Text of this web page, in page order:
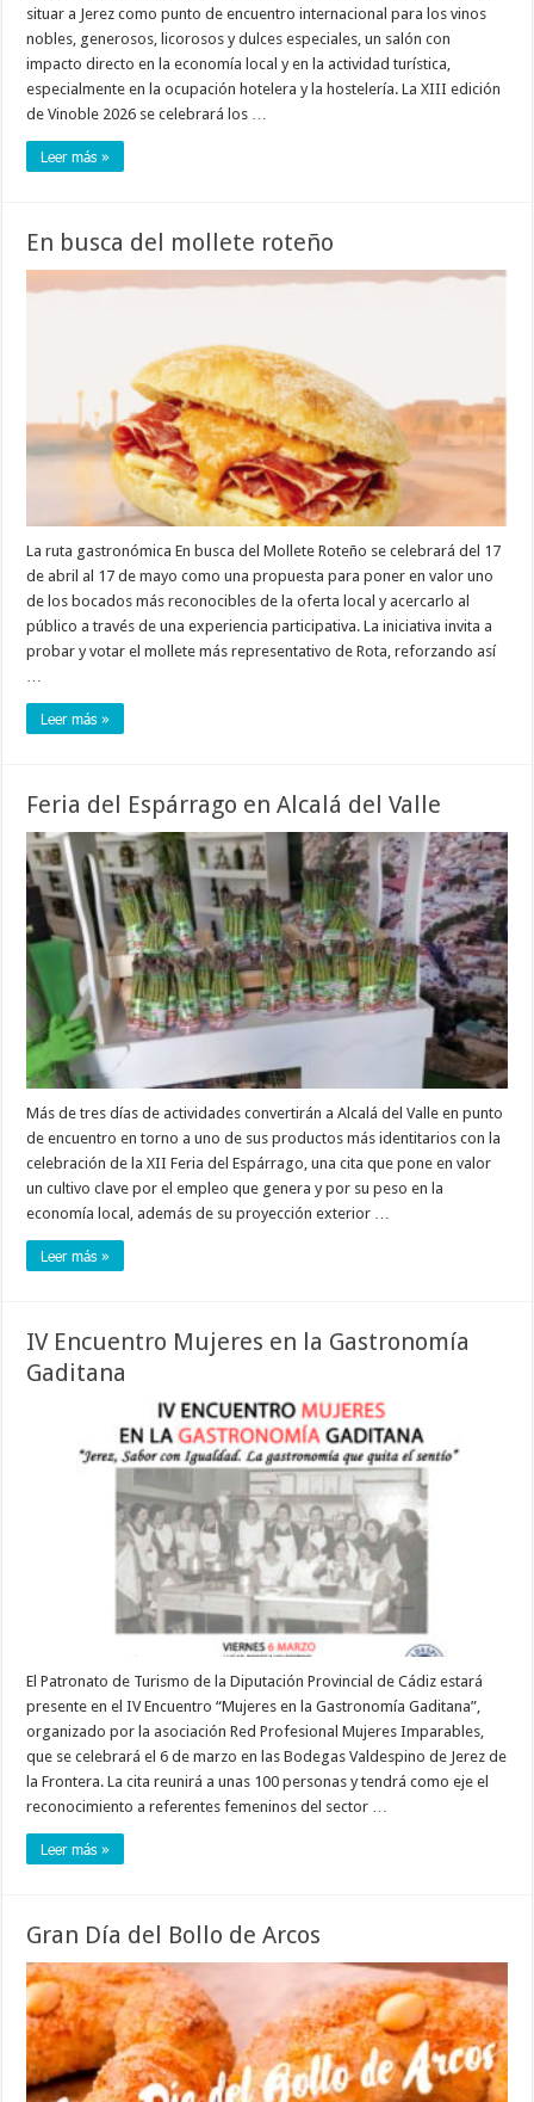
situar a Jerez como punto de encuentro internacional para los vinos
nobles, generosos, licorosos y dulces especiales, un salón con
impacto directo en la economía local y en la actividad turística,
especialmente en la ocupación hotelera y la hostelería. La XIII edición
de Vinoble 2026 se celebrará los …
Leer más »
En busca del mollete roteño
La ruta gastronómica En busca del Mollete Roteño se celebrará del 17
de abril al 17 de mayo como una propuesta para poner en valor uno
de los bocados más reconocibles de la oferta local y acercarlo al
público a través de una experiencia participativa. La iniciativa invita a
probar y votar el mollete más representativo de Rota, reforzando así
Leer más »
Feria del Espárrago en Alcalá del Valle
Más de tres días de actividades convertirán a Alcalá del Valle en punto
de encuentro en torno a uno de sus productos más identitarios con la
celebración de la XII Feria del Espárrago, una cita que pone en valor
un cultivo clave por el empleo que genera y por su peso en la
economía local, además de su proyección exterior …
Leer más »
IV Encuentro Mujeres en la Gastronomía
Gaditana
El Patronato de Turismo de la Diputación Provincial de Cádiz estará
presente en el IV Encuentro “Mujeres en la Gastronomía Gaditana”,
organizado por la asociación Red Profesional Mujeres Imparables,
que se celebrará el 6 de marzo en las Bodegas Valdespino de Jerez de
la Frontera. La cita reunirá a unas 100 personas y tendrá como eje el
reconocimiento a referentes femeninos del sector …
Leer más »
Gran Día del Bollo de Arcos